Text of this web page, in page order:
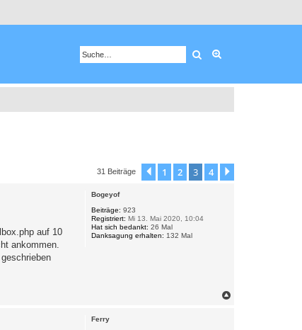
Suche
31 Beiträge Vorherige
1 2 3 4
Bogeyof
Beiträge: 923
Registriert: Mi 13. Mai 2020, 10:04
Hat sich bedankt: 26 Mal
Danksagung erhalten: 132 Mal
auf 10
ankommen.
Ferry